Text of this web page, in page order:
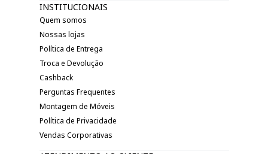
INSTITUCIONAIS
Quem somos
Nossas lojas
Política de Entrega
Troca e Devolução
Cashback
Perguntas Frequentes
Montagem de Móveis
Política de Privacidade
Vendas Corporativas